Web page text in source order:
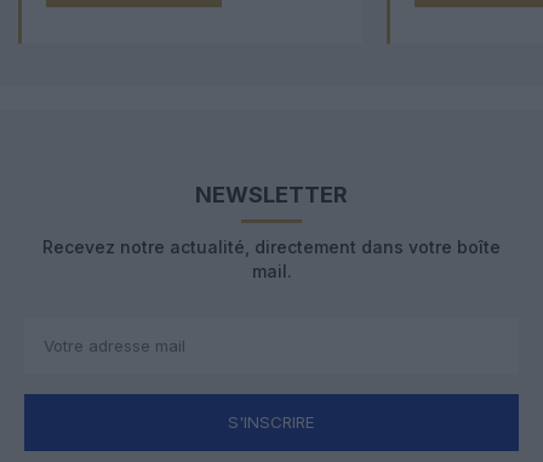
NEWSLETTER
Recevez notre actualité, directement dans votre boîte
mail.
S'INSCRIRE